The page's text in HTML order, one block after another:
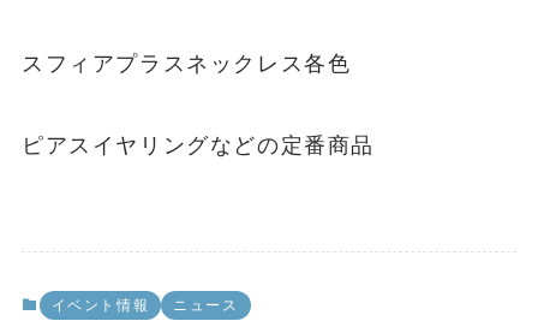
スフィアプラスネックレス各色
ピアスイヤリングなどの定番商品
イベント情報 ニュース